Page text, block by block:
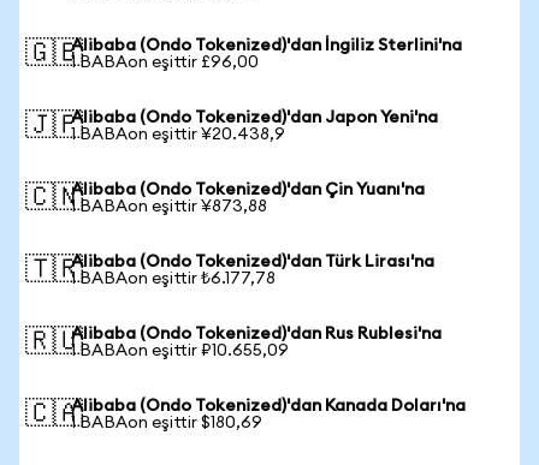
🇬🇧Alibaba (Ondo Tokenized)'dan İngiliz Sterlini'na
1 BABAon eşittir £96,00
🇯🇵Alibaba (Ondo Tokenized)'dan Japon Yeni'na
1 BABAon eşittir ¥20.438,9
🇨🇳Alibaba (Ondo Tokenized)'dan Çin Yuanı'na
1 BABAon eşittir ¥873,88
🇹🇷Alibaba (Ondo Tokenized)'dan Türk Lirası'na
1 BABAon eşittir ₺6.177,78
🇷🇺Alibaba (Ondo Tokenized)'dan Rus Rublesi'na
1 BABAon eşittir ₽10.655,09
🇨🇦Alibaba (Ondo Tokenized)'dan Kanada Doları'na
1 BABAon eşittir $180,69